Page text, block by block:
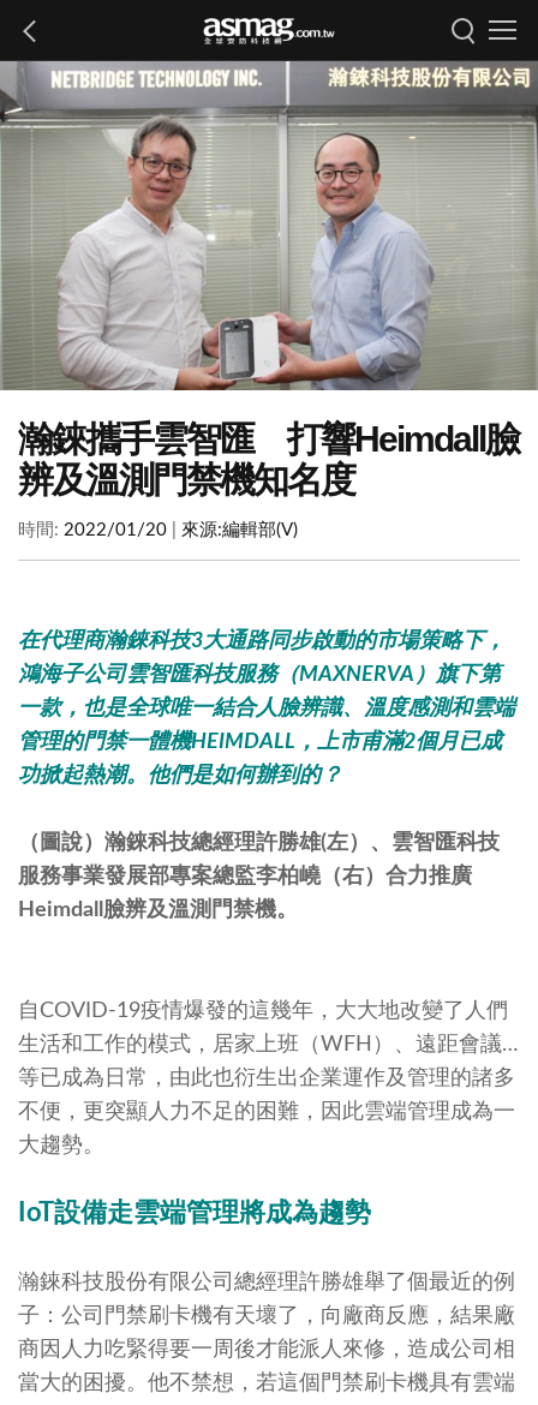
瀚錸攜手雲智匯 打響Heimdall臉
辨及溫測門禁機知名度
時間: 2022/01/20 來源:編輯部(V)
在代理商瀚錸科技3大通路同步啟動的市場策略下，
鴻海子公司雲智匯科技服務（MAXNERVA ）旗下第
一款，也是全球唯一結合人臉辨識、溫度感測和雲端
管理的門禁一體機HEIMDALL ，上市甫滿2個月已成
功掀起熱潮。他們是如何辦到的？
（圖說）瀚錸科技總經理許勝雄(左）、雲智匯科技
服務事業發展部專案總監李柏嶢（右）合力推廣
Heimdall臉辨及溫測門禁機。
自COVID-19疫情爆發的這幾年，大大地改變了人們
生活和工作的模式，居家上班（WFH）、遠距會議…
等已成為日常，由此也衍生出企業運作及管理的諸多
不便，更突顯人力不足的困難，因此雲端管理成為一
大趨勢。
IoT設備走雲端管理將成為趨勢
瀚錸科技股份有限公司總經理許勝雄舉了個最近的例
子：公司門禁刷卡機有天壞了，向廠商反應，結果廠
商因人力吃緊得要一周後才能派人來修，造成公司相
當大的困擾。他不禁想，若這個門禁刷卡機具有雲端